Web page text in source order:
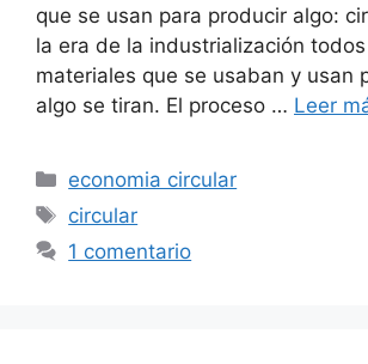
que se usan para producir algo:
la era de la industrialización
materiales que se usaban y usan
algo se tiran. El proceso … Leer
Categorías
economia circular
Etiquetas
circular
1 comentario